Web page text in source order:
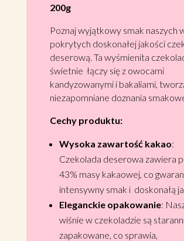
200g
Poznaj wyjątkowy smak naszych
pokrytych doskonałej jakości
deserową. Ta wyśmienita
świetnie łączy się z owocami
kandyzowanymi i bakaliami,
niezapomniane doznania
Cechy produktu:
Wysoka zawartość kakao:
Czekolada deserowa zawiera
43% masy kakaowej, co
intensywny smak i doskonałą
Eleganckie opakowanie:
wiśnie w czekoladzie są
zapakowane, co sprawia,